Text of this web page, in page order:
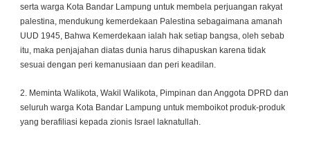
serta warga Kota Bandar Lampung untuk membela perjuangan rakyat
palestina, mendukung kemerdekaan Palestina sebagaimana amanah
UUD 1945, Bahwa Kemerdekaan ialah hak setiap bangsa, oleh sebab
itu, maka penjajahan diatas dunia harus dihapuskan karena tidak
sesuai dengan peri kemanusiaan dan peri keadilan.
2. Meminta Walikota, Wakil Walikota, Pimpinan dan Anggota DPRD dan
seluruh warga Kota Bandar Lampung untuk memboikot produk-produk
yang berafiliasi kepada zionis Israel laknatullah.